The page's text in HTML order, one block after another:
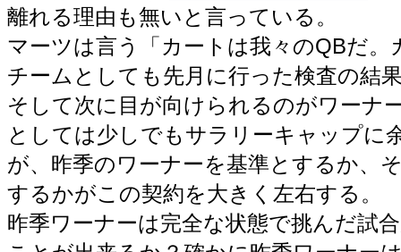
離れる理由も無いと言っている。
マーツは言う「カートは我々のQBだ
チームとしても先月に行った検査の結
そして次に目が向けられるのがワーナ
としては少しでもサラリーキャップに
が、昨季のワーナーを基準とするか、
するかがこの契約を大きく左右する。
昨季ワーナーは完全な状態で挑んだ試